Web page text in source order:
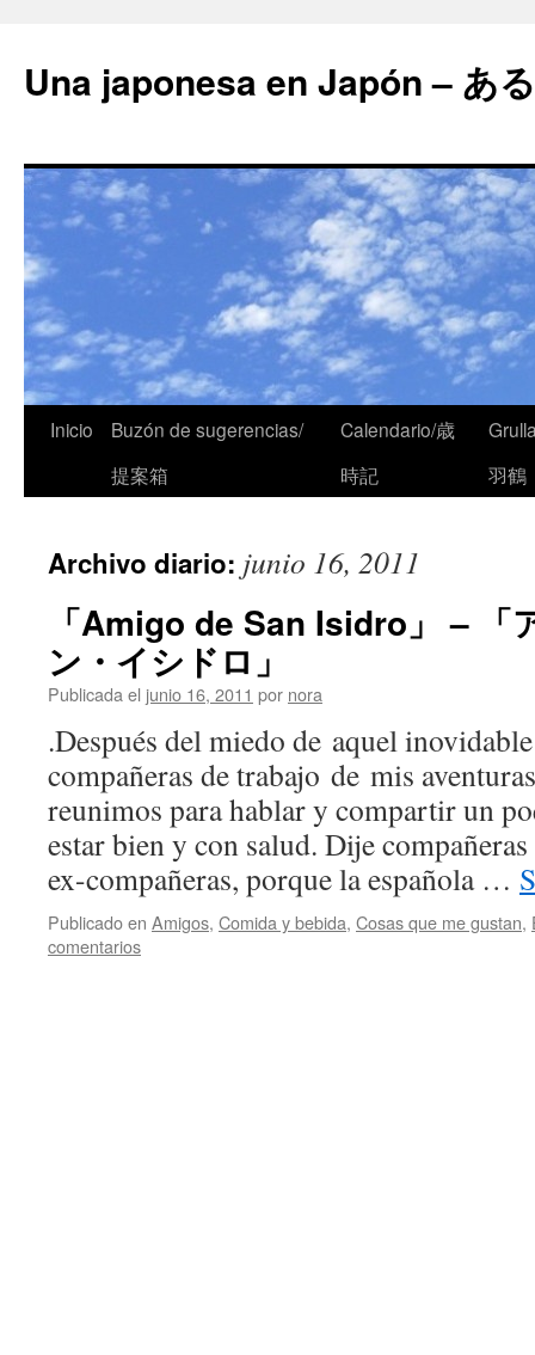
Una japonesa en Japón – あ
Inicio
Buzón de sugerencias/
提案箱
Calendario/歳
時記
羽鶴
Archivo diario: junio 16, 2011
「Amigo de San Isidro」 – 「
ン・イシドロ」
Publicada el junio 16, 2011 por nora
.Después del miedo de aquel
compañeras de trabajo de mis
reunimos para hablar y compartir un
estar bien y con salud. Dije
ex-compañeras, porque la española …
Publicado en Amigos, Comida y bebida, Cosas que me gustan,
comentarios